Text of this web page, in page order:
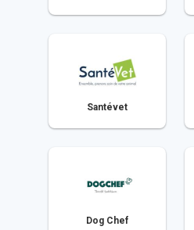
Santévet
Dog Chef